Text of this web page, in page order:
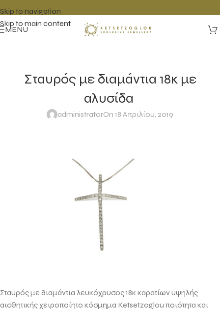
Skip to navigation
Skip to main content
MENU
Σταυρός με διαμάντια 18κ με
αλυσίδα
administratorOn 18 Απριλίου, 2019
Σταυρός με διαμάντια λευκόχρυσος 18κ καρατίων υψηλής
αισθητικής χειροποίητο κόσμημα Ketsetzoglou ποιότητα και